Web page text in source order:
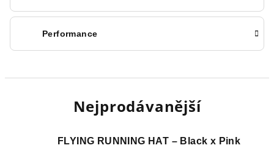
Performance
Nejprodávanější
FLYING RUNNING HAT – Black x Pink